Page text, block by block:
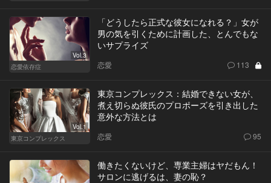
Vol.3
恋愛依存症
「どうしたら正式な彼女になれる？」女が
男の気を引くために計画した、とんでもな
いサプライズ
恋愛 113
Vol.1
東京コンプレックス
東京コンプレックス：結婚できない女が、
煮え切らぬ彼氏のプロポーズを引き出した
意外な方法とは
恋愛 95
働きたくないけど、専業主婦はヤだもん！
サロンに逃げるは、妻の恥？